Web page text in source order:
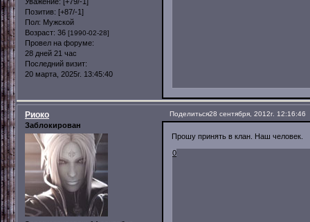
Позитив: [+87/-1]
Пол: Мужской
Возраст: 36 [1990-02-28]
Провел на форуме:
28 дней 21 час
Последний визит:
20 марта, 2025г. 13:45:40
Поделиться28 сентября, 2012г. 12:16:46
Риоко
Заблокирован
Прошу принять в клан. Наш человек.
0